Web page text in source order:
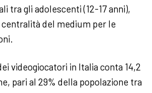
tra gli adolescenti (12-17 anni),
del medium per le
videogiocatori in Italia conta 14,2
pari al 29% della popolazione tra